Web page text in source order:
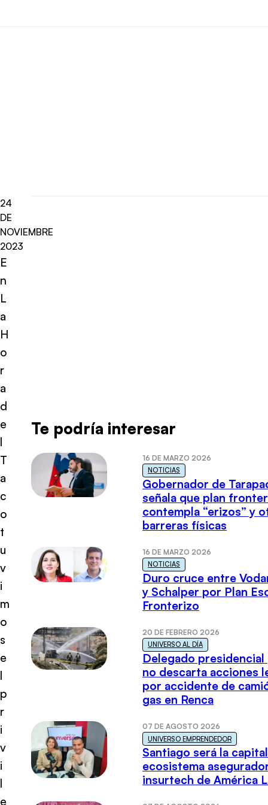
24
DE
NOVIEMBRE
2023
E
n
L
a
H
o
r
a
d
e
l
T
a
c
o
t
u
v
i
m
o
s
e
l
p
r
i
v
i
l
e
Te podría interesar
16 DE MARZO 2026
NOTICIAS
Gobernador de
señala que plan
contempla “erizos” y
barreras físicas
16 DE MARZO 2026
NOTICIAS
Duro cruce entre
y Schalper por Plan
Fronterizo
20 DE FEBRERO 2026
UNIVERSO AL DÍA
Delegado presidencial
no descarta acciones
por accidente de
gas en Renca
07 DE AGOSTO 2026
UNIVERSO EMPRENDEDOR
Santiago será la
ecosistema
insurtech de América